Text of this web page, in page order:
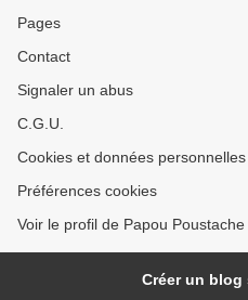
Pages
Contact
Signaler un abus
C.G.U.
Cookies et données personnelles
Préférences cookies
Voir le profil de Papou
Créer un blog